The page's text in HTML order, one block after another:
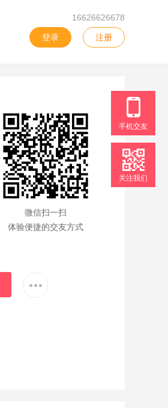
16626626678
登录 注册
微信扫一扫
体验便捷的交友方式
手机交友
关注我们